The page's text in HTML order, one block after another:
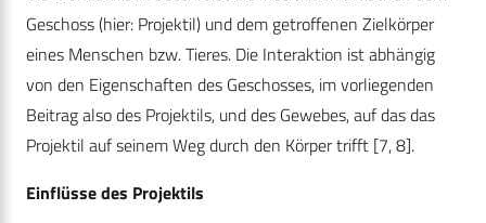
Geschoss (hier: Projektil) und dem getroffenen Zielkörper
eines Menschen bzw. Tieres. Die Interaktion ist abhängig
von den Eigenschaften des Geschosses, im vorliegenden
Beitrag also des Projektils, und des Gewebes, auf das das
Projektil auf seinem Weg durch den Körper trifft [7, 8].
Einflüsse des Projektils